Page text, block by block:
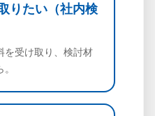
りたい（社内検
を受け取り、検討材